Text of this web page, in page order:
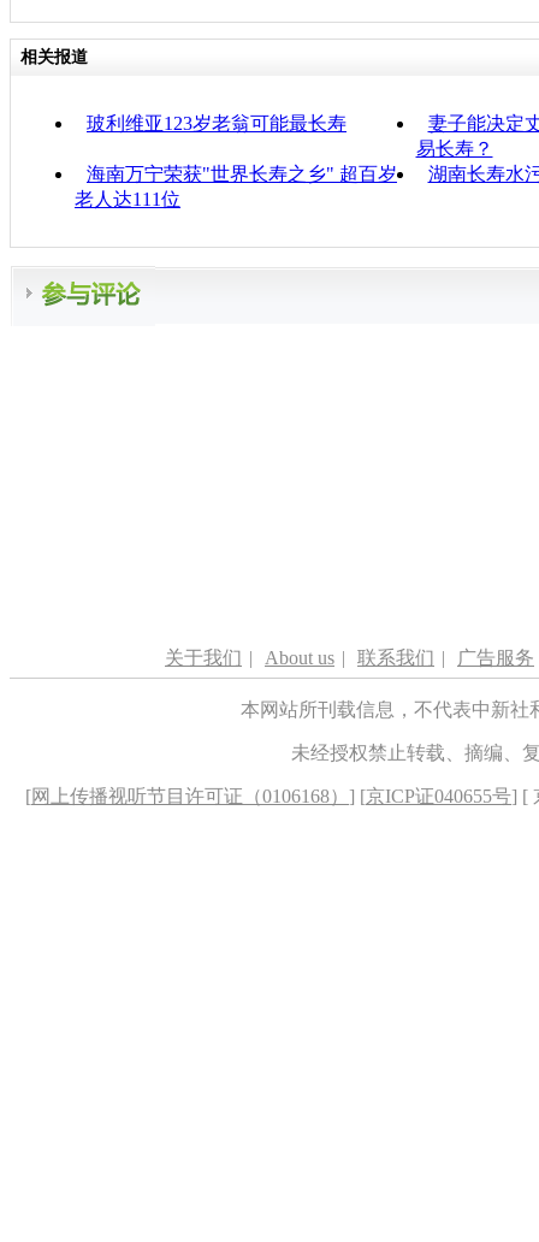
相关报道
玻利维亚123岁老翁可能最长寿
妻子能决定
易长寿？
海南万宁荣获"世界长寿之乡" 超百岁
老人达111位
湖南长寿水
关于我们 | About us | 联系我们 | 广告服务
本网站所刊载信息，不代表中新
未经授权禁止转载、摘编、
[网上传播视听节目许可证（0106168） ] [京ICP证040655号] [